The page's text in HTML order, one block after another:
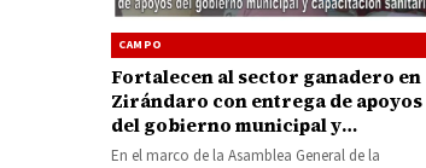
CAMPO
Fortalecen al sector ganadero en
Zirándaro con entrega de apoyos
del gobierno municipal y
capacitación sanitaria
En el marco de la Asamblea General de la